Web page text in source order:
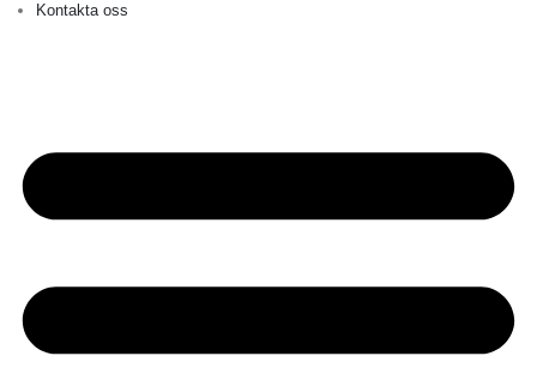
Kontakta oss